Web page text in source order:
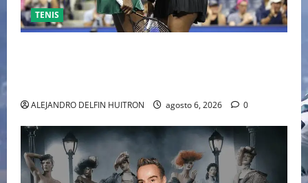
TENIS
ALEJANDRO DELFIN HUITRON agosto 6, 2026 0